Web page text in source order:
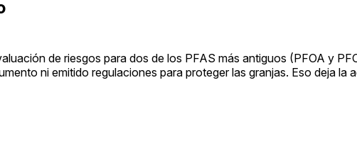
de riesgos para dos de los PFAS más antiguos (PFOA y
ni emitido regulaciones para proteger las granjas. Eso deja la